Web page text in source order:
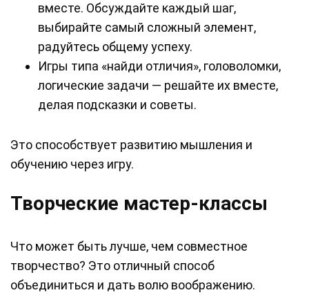
вместе. Обсуждайте каждый шаг,
выбирайте самый сложный элемент,
радуйтесь общему успеху.
Игры типа «найди отличия», головоломки,
логические задачи — решайте их вместе,
делая подсказки и советы.
Это способствует развитию мышления и
обучению через игру.
Творческие мастер-классы
Что может быть лучше, чем совместное
творчество? Это отличный способ
объединиться и дать волю воображению.